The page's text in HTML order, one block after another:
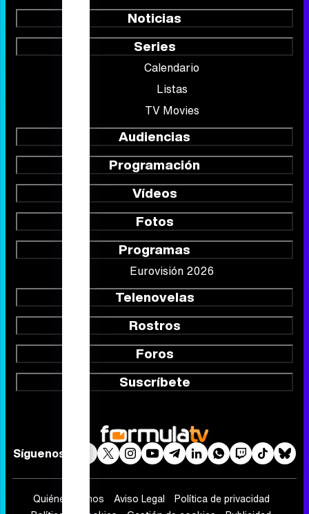
Portada
Noticias
Series
Calendario
Listas
TV Movies
Audiencias
Programación
Vídeos
Fotos
Telenovelas
Rostros
Foros